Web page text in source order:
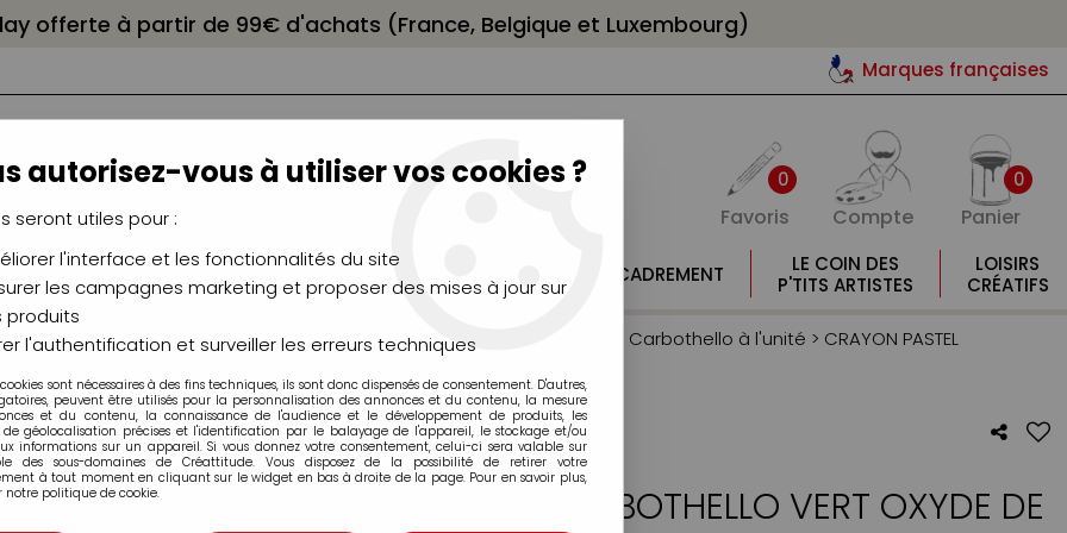
offerte à partir de 99€ d'achats (France, Belgique et Luxembourg)
Marques françaises
0
Favoris Compte
0
Panier
CHÂSSIS
CHEVALETS
AÉROGRAPHIE
MODÉLISME
MOULAGE
ENCADREMENT
LE COIN DES
P'TITS ARTISTES
LOISIRS
CRÉATIFS
Pastels, Aquarellables>Crayons Pastel CarbOthello Stabilo Crayons Carbothello à l'unité > CRAYON PASTEL
CRAYON PASTEL CARBOTHELLO VERT OXYDE DE
autorisez-vous à utiliser vos cookies ?
seront utiles pour :
l'interface et les fonctionnalités du site
les campagnes marketing et proposer des mises à jour sur
produits
l'authentification et surveiller les erreurs techniques
sont nécessaires à des fins techniques, ils sont donc dispensés de consentement. D'autres,
peuvent être utilisés pour la personnalisation des annonces et du contenu, la mesure
et du contenu, la connaissance de l'audience et le développement de produits, les
de géolocalisation précises et l'identification par le balayage de l'appareil, le stockage et/ou
informations sur un appareil. Si vous donnez votre consentement, celui-ci sera valable sur
des sous-domaines de Créattitude. Vous disposez de la possibilité de retirer votre
à tout moment en cliquant sur le widget en bas à droite de la page. Pour en savoir plus,
notre politique de cookie.